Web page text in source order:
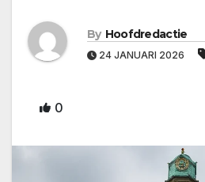
By Hoofdredactie
24 JANUARI 2026
0